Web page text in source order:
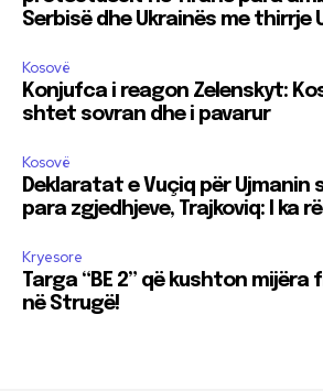
Serbisë dhe Ukrainës me thirrje
Kosovë
Konjufca i reagon Zelenskyt:
shtet sovran dhe i pavarur
Kosovë
Deklaratat e Vuçiq për
para zgjedhjeve, Trajkoviq: I ka
Kryesore
Targa “BE 2” që kushton
në Strugë!